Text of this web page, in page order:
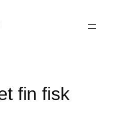
fin fisk